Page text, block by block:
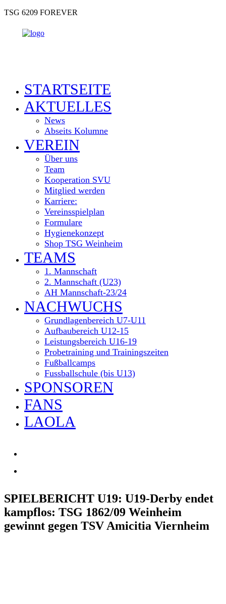
TSG 6209 FOREVER
STARTSEITE
AKTUELLES
News
Abseits Kolumne
VEREIN
Über uns
Team
Kooperation SVU
Mitglied werden
Karriere:
Vereinsspielplan
Formulare
Hygienekonzept
Shop TSG Weinheim
TEAMS
1. Mannschaft
2. Mannschaft (U23)
AH Mannschaft-23/24
NACHWUCHS
Grundlagenbereich U7-U11
Aufbaubereich U12-15
Leistungsbereich U16-19
Probetraining und Trainingszeiten
Fußballcamps
Fussballschule (bis U13)
SPONSOREN
FANS
LAOLA
SPIELBERICHT U19: U19-Derby endet
kampflos: TSG 1862/09 Weinheim
gewinnt gegen TSV Amicitia Viernheim